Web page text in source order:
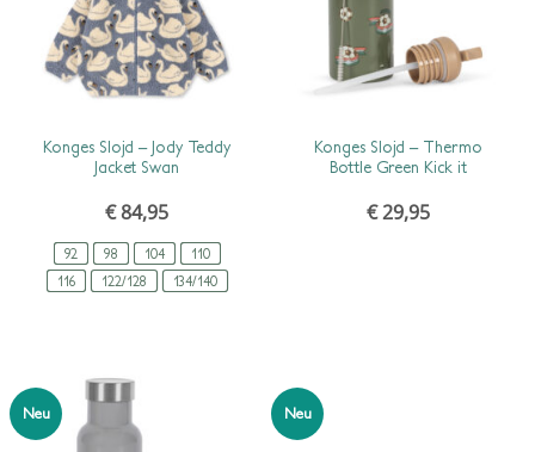
92 98 104
110
116
122/128 134/140
Konges Slojd – Jody Teddy
Jacket Swan
€84,95
Konges Slojd – Thermo
Bottle Green Kick it
€29,95
Neu Neu